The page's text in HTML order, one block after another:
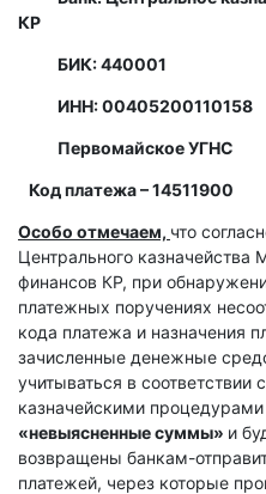
КР
БИК: 440001
ИНН: 00405200110158
Первомайское УГНС
Код платежа – 14511900
Особо отмечаем, что
Центрального казначейства
финансов КР, при
платежных поручениях
кода платежа и назначения
зачисленные денежные
учитываться в соответствии с
казначейскими процедурами
«невыясненные суммы» и
возвращены банкам-
платежей, через которые